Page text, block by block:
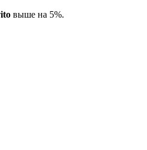
выше на 5%.